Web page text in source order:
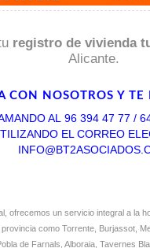
registro de vivienda
Alicante.
CON NOSOTROS Y
AL 96 394 47 77 /
EL CORREO
ofrecemos un servicio integral a la
como Torrente, Burjassot,
de Farnals, Alboraia, Tavernes